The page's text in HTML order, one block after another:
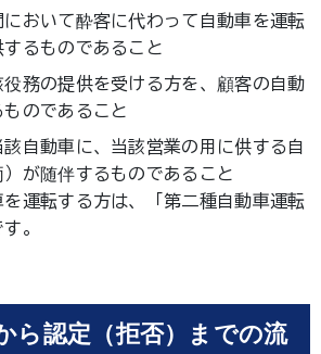
おいて酔客に代わって自動車を運転
るものであること
務の提供を受ける方を、顧客の自動
のであること
自動車に、当該営業の用に供する自
が随伴するものであること
運転する方は、「第二種自動車運転
。
ら認定（拒否）までの流